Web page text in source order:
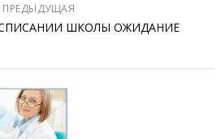
ПРЕДЫДУЩАЯ
ШКОЛЫ ОЖИДАНИЕ